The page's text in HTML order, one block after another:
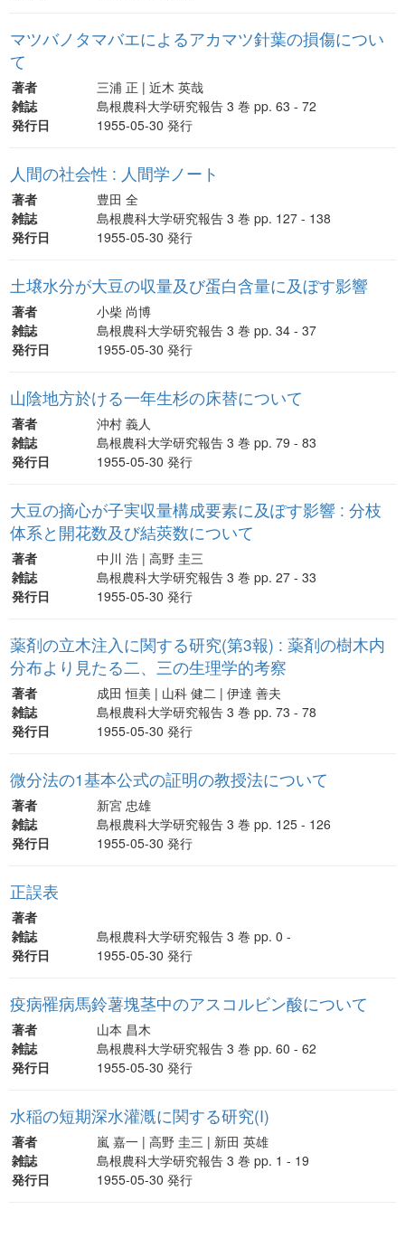
マツバノタマバエによるアカマツ針葉の損傷につい
て
著者
三浦 正 | 近木 英哉
雑誌
島根農科大学研究報告 3 巻 pp. 63 - 72
発行日
1955-05-30 発行
人間の社会性 : 人間学ノート
著者
豊田 全
雑誌
島根農科大学研究報告 3 巻 pp. 127 - 138
発行日
1955-05-30 発行
土壌水分が大豆の収量及び蛋白含量に及ぼす影響
著者
小柴 尚博
雑誌
島根農科大学研究報告 3 巻 pp. 34 - 37
発行日
1955-05-30 発行
山陰地方於ける一年生杉の床替について
著者
沖村 義人
雑誌
島根農科大学研究報告 3 巻 pp. 79 - 83
発行日
1955-05-30 発行
大豆の摘心が子実収量構成要素に及ぽす影響 : 分枝
体系と開花数及び結莢数について
著者
中川 浩 | 高野 圭三
雑誌
島根農科大学研究報告 3 巻 pp. 27 - 33
発行日
1955-05-30 発行
薬剤の立木注入に関する研究(第3報) : 薬剤の樹木内
分布より見たる二、三の生理学的考察
著者
成田 恒美 | 山科 健二 | 伊達 善夫
雑誌
島根農科大学研究報告 3 巻 pp. 73 - 78
発行日
1955-05-30 発行
微分法の1基本公式の証明の教授法について
著者
新宮 忠雄
雑誌
島根農科大学研究報告 3 巻 pp. 125 - 126
発行日
1955-05-30 発行
正誤表
著者
雑誌
島根農科大学研究報告 3 巻 pp. 0 -
発行日
1955-05-30 発行
疫病罹病馬鈴薯塊茎中のアスコルビン酸について
著者
山本 昌木
雑誌
島根農科大学研究報告 3 巻 pp. 60 - 62
発行日
1955-05-30 発行
水稲の短期深水灌漑に関する研究(I)
著者
嵐 嘉一 | 高野 圭三 | 新田 英雄
雑誌
島根農科大学研究報告 3 巻 pp. 1 - 19
発行日
1955-05-30 発行